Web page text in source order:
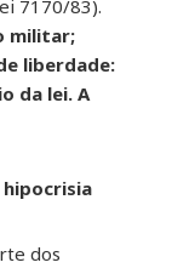
7170/83).
militar;
liberdade:
da lei. A
dos